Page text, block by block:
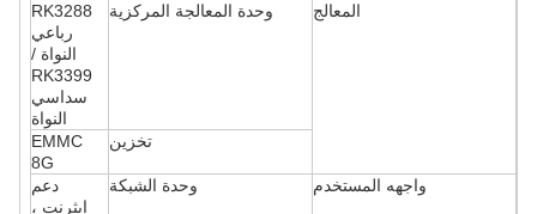
المعالج
وحدة المعالجة المركزية
RK3288
رباعي
النواة /
RK3399
سداسي
النواة
تخزين
EMMC
8G
واجهه المستخدم
وحدة الشبكة
دعم
إيثرنت ،